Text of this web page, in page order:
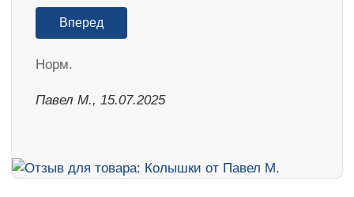
Вперед
Норм.
Павел М., 15.07.2025